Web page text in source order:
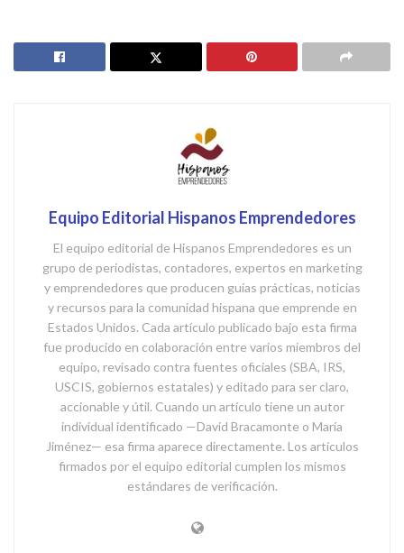
Equipo Editorial Hispanos Emprendedores
El equipo editorial de Hispanos Emprendedores es un
grupo de periodistas, contadores, expertos en marketing
y emprendedores que producen guías prácticas, noticias
y recursos para la comunidad hispana que emprende en
Estados Unidos. Cada artículo publicado bajo esta firma
fue producido en colaboración entre varios miembros del
equipo, revisado contra fuentes oficiales (SBA, IRS,
USCIS, gobiernos estatales) y editado para ser claro,
accionable y útil. Cuando un artículo tiene un autor
individual identificado —David Bracamonte o María
Jiménez— esa firma aparece directamente. Los artículos
firmados por el equipo editorial cumplen los mismos
estándares de verificación.